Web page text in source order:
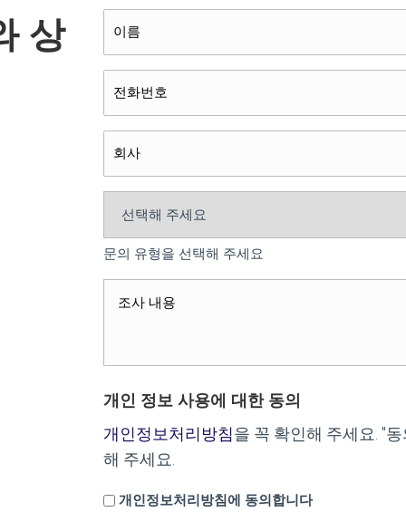
상
문의 유형을 선택해 주세요
개인 정보 사용에 대한 동의
개인정보처리방침을 꼭 확인해 주세요. "
해 주세요.
개인정보처리방침에 동의합니다